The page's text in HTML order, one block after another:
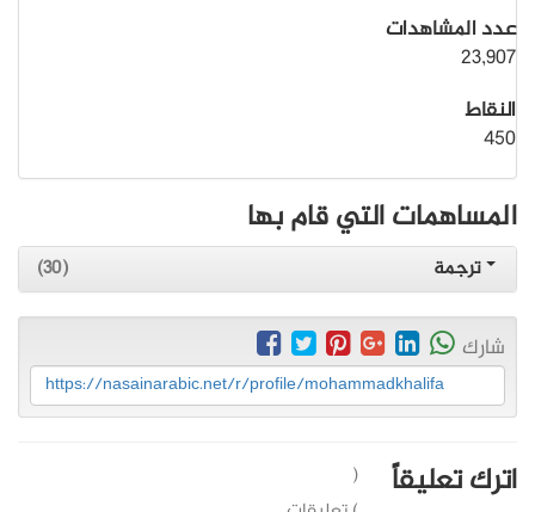
عدد المشاهدات
23,907
النقاط
450
المساهمات التي قام بها
ترجمة (30)
شارك
https://nasainarabic.net/r/profile/mohammadkhalifa
اترك تعليقاً
(